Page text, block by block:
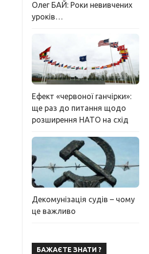
Олег БАЙ: Роки невивчених
уроків…
Ефект «червоної ганчірки»:
ще раз до питання щодо
розширення НАТО на схід
Декомунізація судів – чому
це важливо
БАЖАЄТЕ ЗНАТИ ?